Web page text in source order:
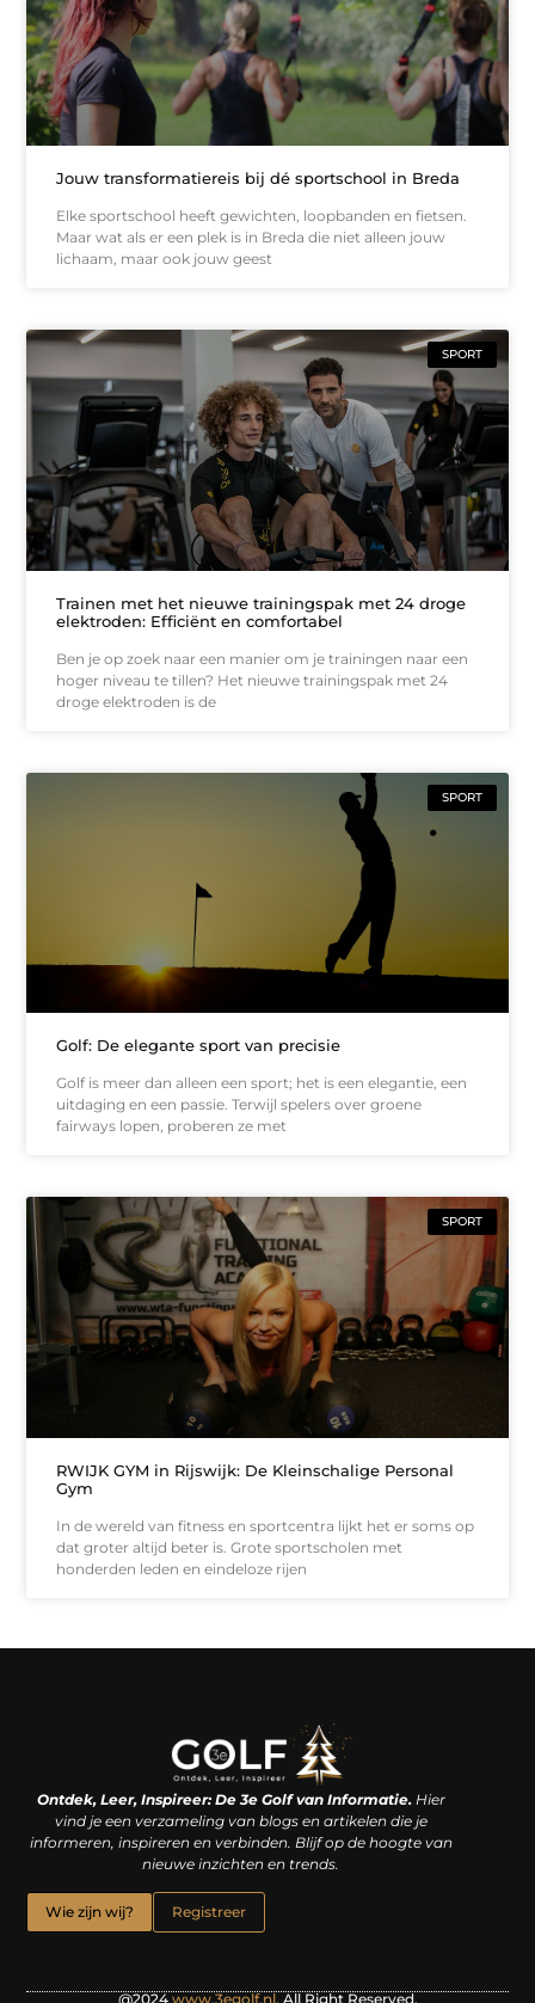
Jouw transformatiereis bij dé sportschool in Breda
Elke sportschool heeft gewichten, loopbanden en fietsen.
Maar wat als er een plek is in Breda die niet alleen jouw
lichaam, maar ook jouw geest
SPORT
Trainen met het nieuwe trainingspak met 24 droge
elektroden: Efficiënt en comfortabel
Ben je op zoek naar een manier om je trainingen naar een
hoger niveau te tillen? Het nieuwe trainingspak met 24
droge elektroden is de
SPORT
Golf: De elegante sport van precisie
Golf is meer dan alleen een sport; het is een elegantie, een
uitdaging en een passie. Terwijl spelers over groene
fairways lopen, proberen ze met
SPORT
RWIJK GYM in Rijswijk: De Kleinschalige Personal
Gym
In de wereld van fitness en sportcentra lijkt het er soms op
dat groter altijd beter is. Grote sportscholen met
honderden leden en eindeloze rijen
Ontdek, Leer, Inspireer: De 3e Golf van Informatie.Hier
vind je een verzameling van blogs en artikelen die je
informeren, inspireren en verbinden. Blijf op de hoogte van
nieuwe inzichten en trends.
Wie zijn wij? Registreer
@2024www.3egolf.nl.All Right Reserved.